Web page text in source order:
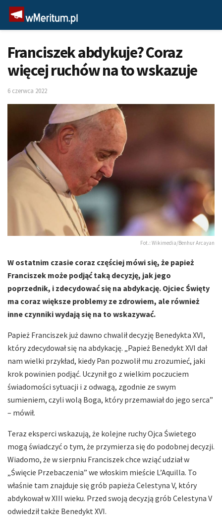
Franciszek abdykuje? Coraz
więcej ruchów na to wskazuje
6 czerwca 2022
Fot.: Wikimedia/Benhur Arcayan
W ostatnim czasie coraz częściej mówi się, że papież
Franciszek może podjąć taką decyzję, jak jego
poprzednik, i zdecydować się na abdykację. Ojciec Święty
ma coraz większe problemy ze zdrowiem, ale również
inne czynniki wydają się na to wskazywać.
Papież Franciszek już dawno chwalił decyzję Benedykta XVI,
który zdecydował się na abdykację. „Papież Benedykt XVI dał
nam wielki przykład, kiedy Pan pozwolił mu zrozumieć, jaki
krok powinien podjąć. Uczynił go z wielkim poczuciem
świadomości sytuacji i z odwagą, zgodnie ze swym
sumieniem, czyli wolą Boga, który przemawiał do jego serca”
– mówił.
Teraz eksperci wskazują, że kolejne ruchy Ojca Świetego
mogą świadczyć o tym, że przymierza się do podobnej decyzji.
Wiadomo, że w sierpniu Franciszek chce wziąć udział w
„Święcie Przebaczenia” we włoskim mieście L’Aquilla. To
właśnie tam znajduje się grób papieża Celestyna V, który
abdykował w XIII wieku. Przed swoją decyzją grób Celestyna V
odwiedził także Benedykt XVI.